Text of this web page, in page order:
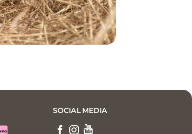
SOCIAL MEDIA